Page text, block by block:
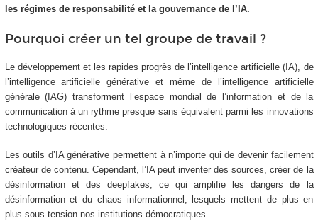
les régimes de responsabilité et la gouvernance de l’IA.
Pourquoi créer un tel groupe de travail ?
Le développement et les rapides progrès de l’intelligence artificielle (IA), de
l’intelligence artificielle générative et même de l’intelligence artificielle
générale (IAG) transforment l’espace mondial de l’information et de la
communication à un rythme presque sans équivalent parmi les innovations
technologiques récentes.
Les outils d’IA générative permettent à n’importe qui de devenir facilement
créateur de contenu. Cependant, l’IA peut inventer des sources, créer de la
désinformation et des deepfakes, ce qui amplifie les dangers de la
désinformation et du chaos informationnel, lesquels mettent de plus en
plus sous tension nos institutions démocratiques.